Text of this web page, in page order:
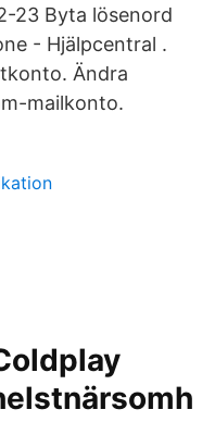
23 Byta lösenord
- Hjälpcentral .
Ändra
mailkonto.